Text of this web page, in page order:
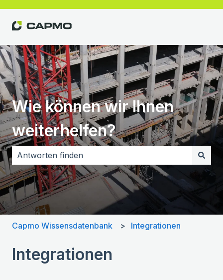
Wie können wir Ihnen
weiterhelfen?
Es gibt keine Vorschläge, da das Suchfeld leer ist.
Capmo Wissensdatenbank Integrationen
Integrationen